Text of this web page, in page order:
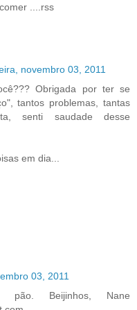
....rss
novembro 03, 2011
Obrigada por ter se
tantos problemas, tantas
senti saudade desse
em dia...
03, 2011
Beijinhos, Nane